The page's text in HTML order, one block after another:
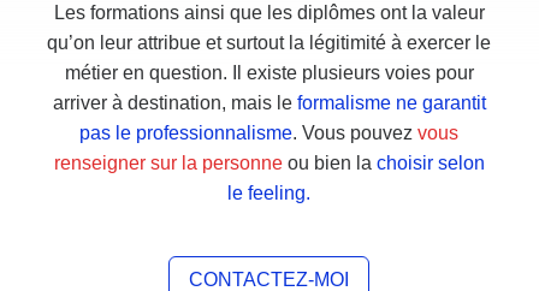
Les formations ainsi que les diplômes ont la valeur
qu’on leur attribue et surtout la légitimité à exercer le
métier en question. Il existe plusieurs voies pour
arriver à destination, mais le formalisme ne garantit
pas le professionnalisme. Vous pouvezvous
renseigner sur la personneou bien la choisir selon
le feeling.
CONTACTEZ-MOI